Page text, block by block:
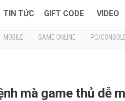
TIN TỨC GIFT CODE VIDEO
MOBILE GAME ONLINE PC/
mà game thủ dễ